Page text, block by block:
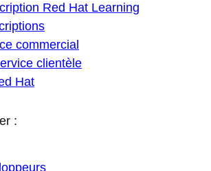
Red Hat Learning
commercial
clientèle
Hat
: